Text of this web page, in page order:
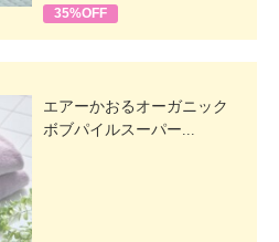
35%OFF
エアーかおるオーガニック
ボブパイルスーパー...